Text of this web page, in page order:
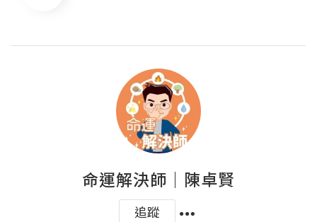
命運解決師｜陳卓賢
追蹤